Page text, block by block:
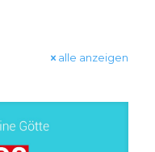
alle anzeigen